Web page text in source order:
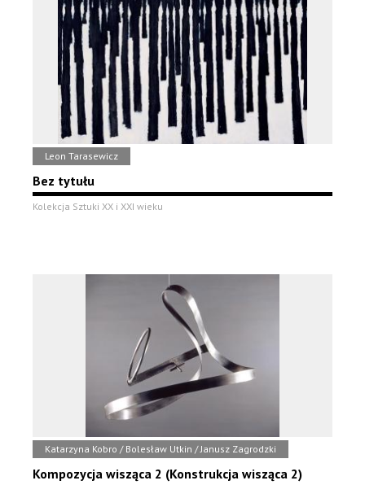
Leon Tarasewicz
Bez tytułu
Kolekcja Sztuki XX i XXI wieku
Katarzyna Kobro / Bolesław Utkin / Janusz Zagrodzki
Kompozycja wisząca 2 (Konstrukcja wisząca 2)